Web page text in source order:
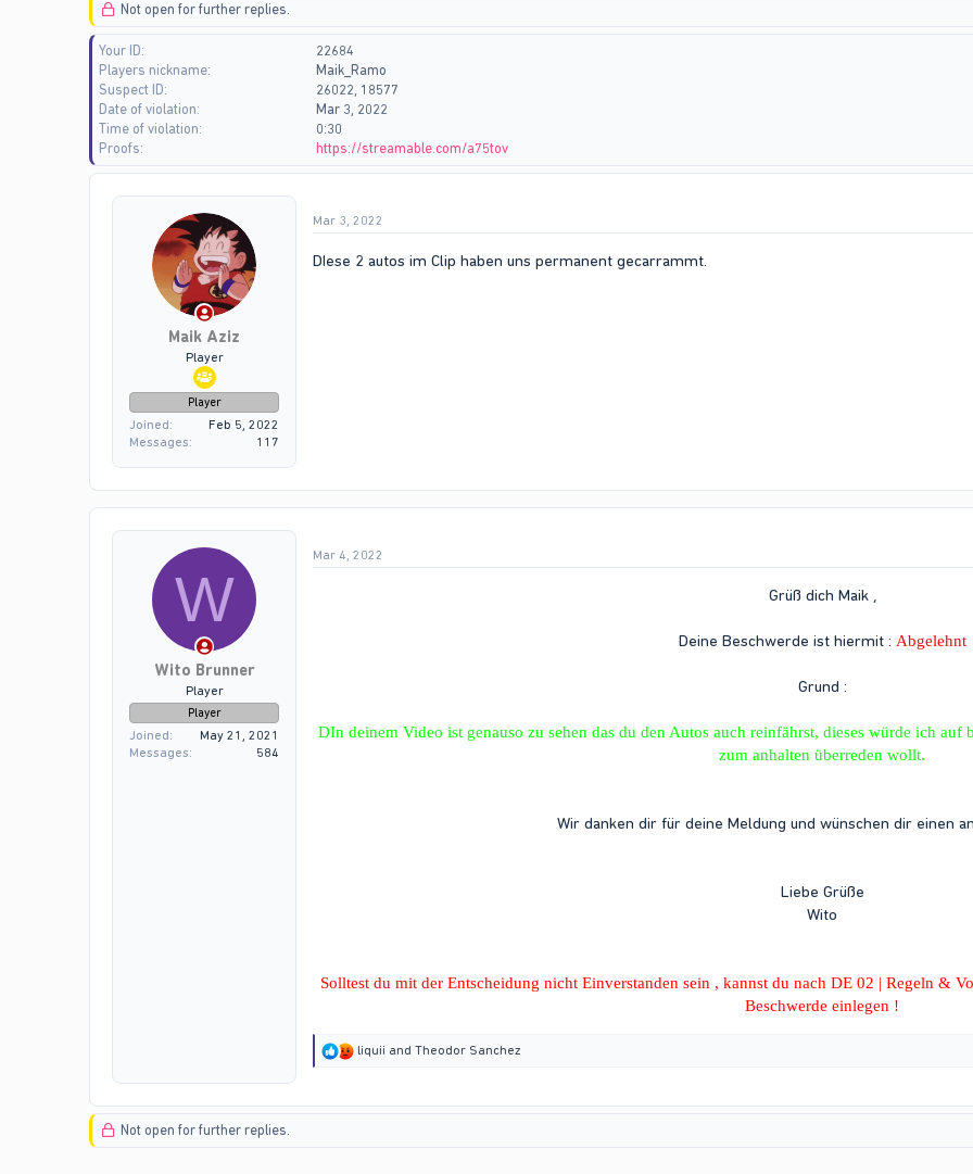
s
a
r
t
e
r
a
Not open for further replies.
Your ID
22684
Players nickname
Maik_Ramo
Suspect ID
26022, 18577
Date of violation
Mar 3, 2022
Time of violation
0:30
Proofs
https://streamable.com/a75tov
Maik Aziz
Player
Player
Joined
Feb 5, 2022
Messages
117
Mar 3, 2022
DIese 2 autos im Clip haben uns permanent gecarrammt.
W
Wito Brunner
Player
Player
Joined
May 21, 2021
Messages
584
Mar 4, 2022
Grüß dich Maik ,
Deine Beschwerde ist hiermit : Abgelehnt
Grund :
DIn deinem Video ist genauso zu sehen das du den Autos auch reinfährst, dieses würde ich auf
zum anhalten überreden wollt.
Wir danken dir für deine Meldung und wünschen dir einen
Liebe Grüße
Wito​
Solltest du mit der Entscheidung nicht Einverstanden sein , kannst du nach DE 02 | Regeln &
Beschwerde einlegen !
Rliquii and Theodor Sanchez
Not open for further replies.